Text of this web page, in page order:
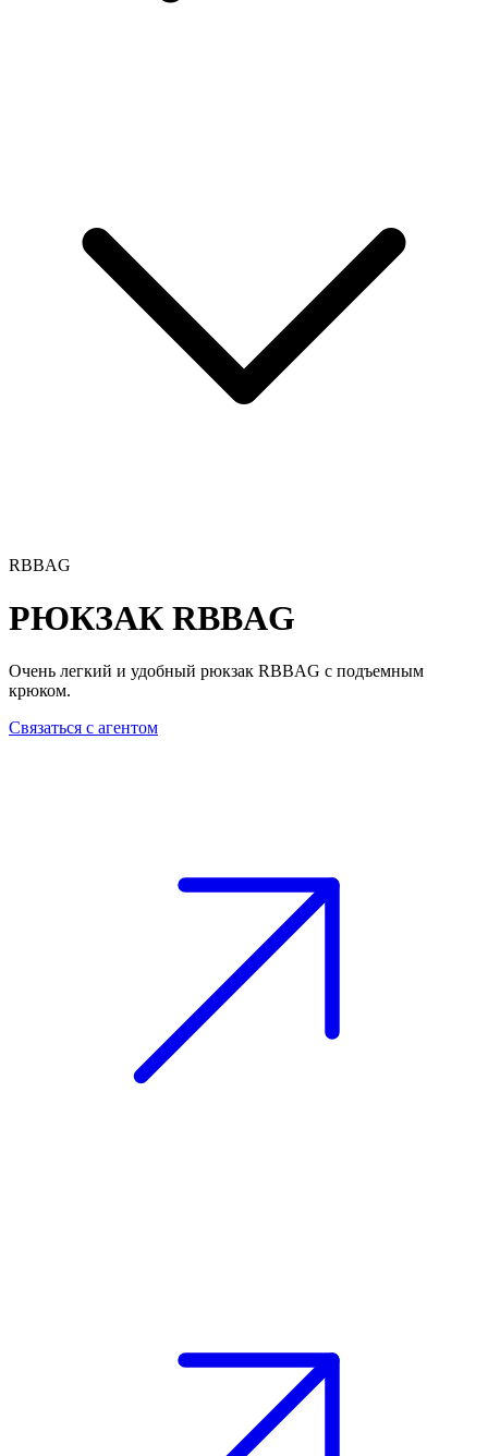
RBBAG
РЮКЗАК RBBAG
Очень легкий и удобный рюкзак RBBAG с подъемным
крюком.
Связаться с агентом